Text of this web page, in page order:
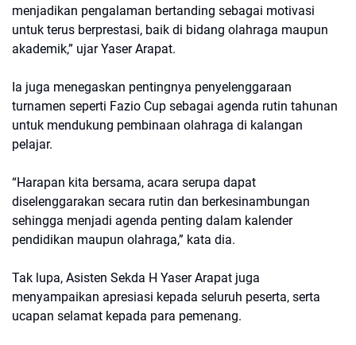
menjadikan pengalaman bertanding sebagai motivasi
untuk terus berprestasi, baik di bidang olahraga maupun
akademik,” ujar Yaser Arapat.
Ia juga menegaskan pentingnya penyelenggaraan
turnamen seperti Fazio Cup sebagai agenda rutin tahunan
untuk mendukung pembinaan olahraga di kalangan
pelajar.
“Harapan kita bersama, acara serupa dapat
diselenggarakan secara rutin dan berkesinambungan
sehingga menjadi agenda penting dalam kalender
pendidikan maupun olahraga,” kata dia.
Tak lupa, Asisten Sekda H Yaser Arapat juga
menyampaikan apresiasi kepada seluruh peserta, serta
ucapan selamat kepada para pemenang.